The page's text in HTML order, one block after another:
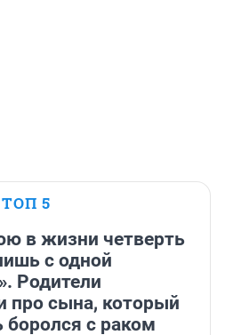
ТОП 5
в жизни четверть
с одной
Родители
про сына, который
с раком